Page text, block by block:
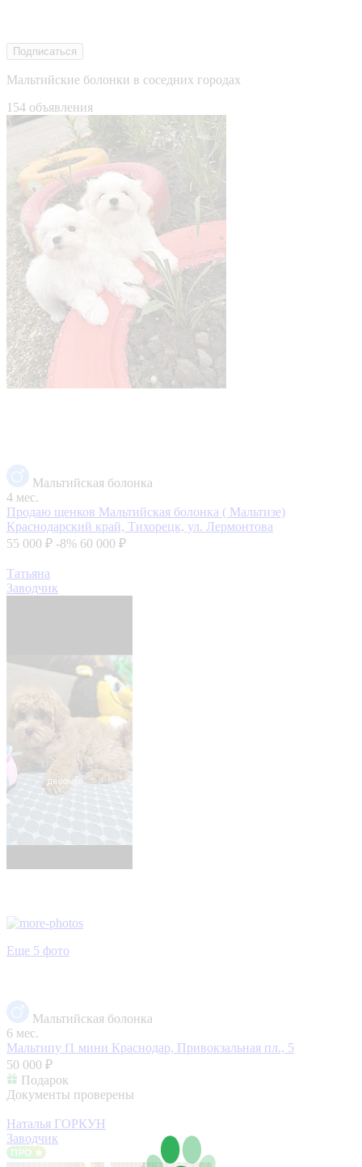
Подписаться
Мальтийские болонки в соседних городах
154 объявления
Мальтийская болонка
4 мес.
Продаю щенков Мальтийская болонка ( Мальтизе)
Краснодарский край, Тихорецк, ул. Лермонтова
55 000 ₽ -8% 60 000 ₽
Татьяна
Заводчик
Еще 5 фото
Мальтийская болонка
6 мес.
Мальтипу f1 мини Краснодар, Привокзальная пл., 5
50 000 ₽
Подарок
Документы проверены
Наталья ГОРКУН
Заводчик